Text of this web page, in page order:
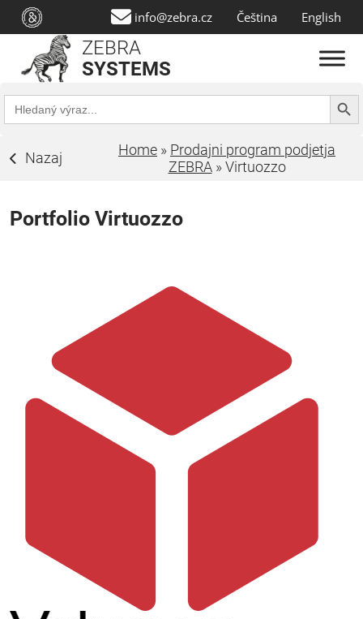
info@zebra.cz Čeština English
ZEBRA
SYSTEMS
Search
for:
Search
Nazaj Home » Prodajni program podjetja
ZEBRA»Virtuozzo
Portfolio Virtuozzo